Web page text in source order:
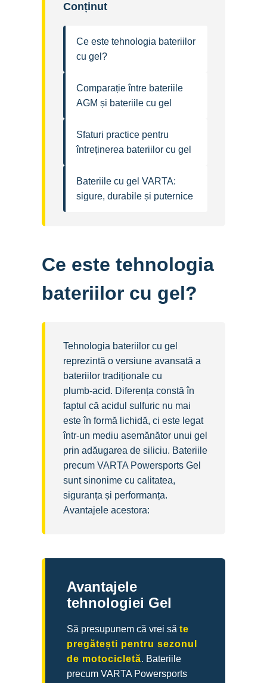
Conținut
Ce este tehnologia bateriilor
cu gel?
Comparație între bateriile
AGM și bateriile cu gel
Sfaturi practice pentru
întreținerea bateriilor cu gel
Bateriile cu gel VARTA:
sigure, durabile și puternice
Ce este tehnologia
bateriilor cu gel?
Tehnologia bateriilor cu gel
reprezintă o versiune avansată a
bateriilor tradiționale cu
plumb‑acid. Diferența constă în
faptul că acidul sulfuric nu mai
este în formă lichidă, ci este legat
într-un mediu asemănător unui gel
prin adăugarea de siliciu. Bateriile
precum VARTA Powersports Gel
sunt sinonime cu calitatea,
siguranța și performanța.
Avantajele acestora:
Avantajele
tehnologiei Gel
Să presupunem că vrei să te
pregătești pentru sezonul
de motocicletă. Bateriile
precum VARTA Powersports